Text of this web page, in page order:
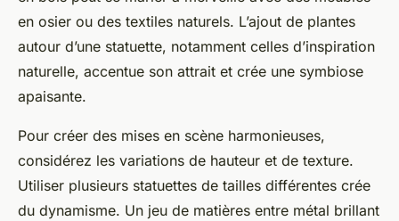
en osier ou des textiles naturels. L’ajout de plantes
autour d’une statuette, notamment celles d’inspiration
naturelle, accentue son attrait et crée une symbiose
apaisante.
Pour créer des mises en scène harmonieuses,
considérez les variations de hauteur et de texture.
Utiliser plusieurs statuettes de tailles différentes crée
du dynamisme. Un jeu de matières entre métal brillant